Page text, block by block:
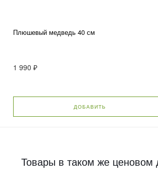
Плюшевый медведь 40 см
1 990 ₽
ДОБАВИТЬ
Товары в таком же ценовом